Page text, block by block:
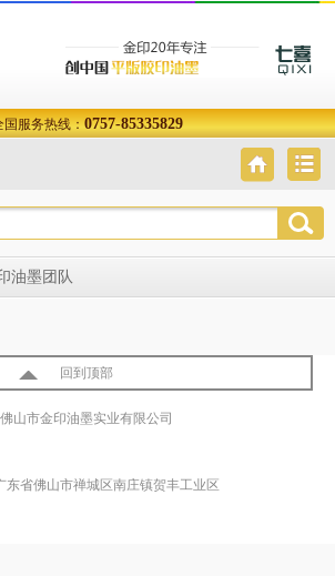
国服务热线：0757-85335829
油墨团队
回到顶部
佛山市金印油墨实业有限公司
东省佛山市禅城区南庄镇贺丰工业区